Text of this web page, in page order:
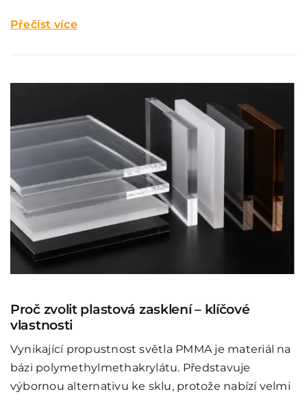
Přečíst více
Proč zvolit plastová zasklení – klíčové
vlastnosti
Vynikající propustnost světla PMMA je materiál na
bázi polymethylmethakrylátu. Představuje
výbornou alternativu ke sklu, protože nabízí velmi